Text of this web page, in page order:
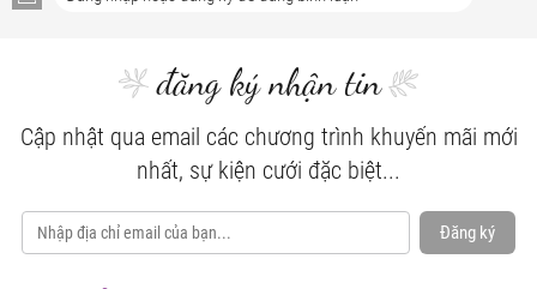
đăng ký nhận tin
Cập nhật qua email các chương trình khuyến mãi mới
nhất, sự kiện cưới đặc biệt...
Đăng ký